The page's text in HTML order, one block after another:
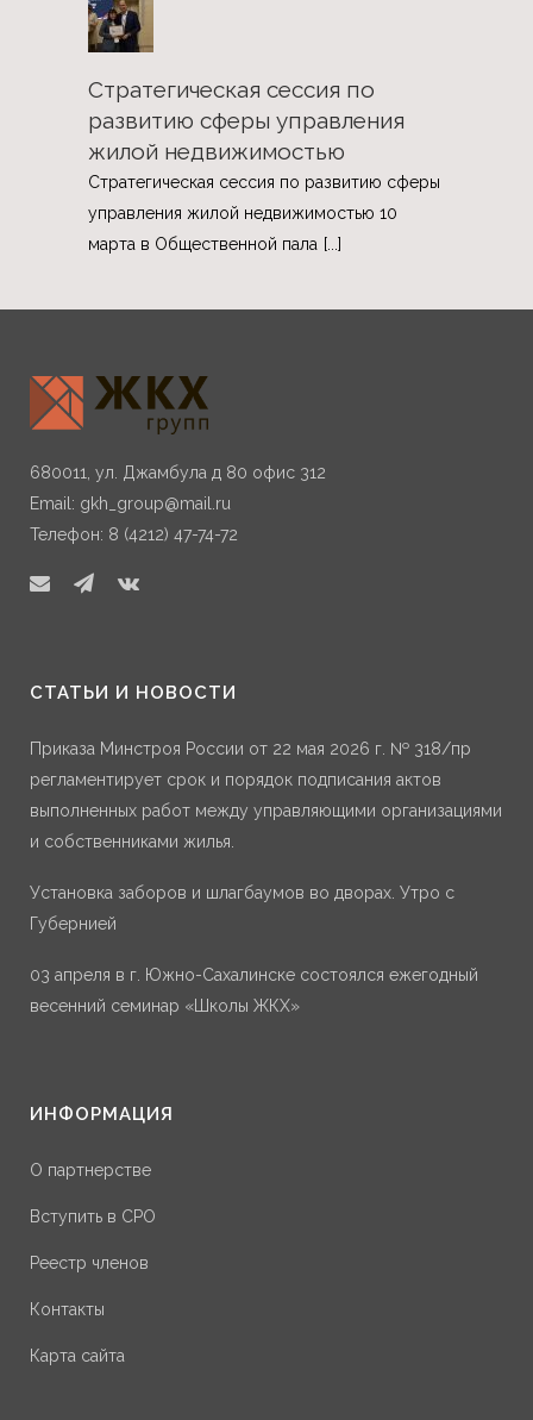
Стратегическая сессия по
развитию сферы управления
жилой недвижимостью
Стратегическая сессия по развитию сферы
управления жилой недвижимостью 10
марта в Общественной пала [...]
680011, ул. Джамбула д 80 офис 312
Email: gkh_group@mail.ru
Телефон: 8 (4212) 47-74-72
СТАТЬИ И НОВОСТИ
Приказа Минстроя России от 22 мая 2026 г. № 318/пр
регламентирует срок и порядок подписания актов
выполненных работ между управляющими организациями
и собственниками жилья.
Установка заборов и шлагбаумов во дворах. Утро с
Губернией
03 апреля в г. Южно-Сахалинске состоялся ежегодный
весенний семинар «Школы ЖКХ»
ИНФОРМАЦИЯ
О партнерстве
Вступить в СРО
Реестр членов
Контакты
Карта сайта